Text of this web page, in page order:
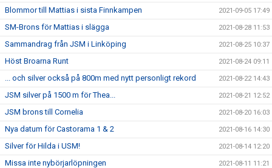
Blommor till Mattias i sista Finnkampen 2021-09-05 17:49
SM-Brons för Mattias i slägga 2021-08-28 11:53
Sammandrag från JSM i Linköping 2021-08-25 10:37
Höst Broarna Runt 2021-08-24 09:11
... och silver också på 800m med nytt personligt rekord 2021-08-22 14:43
JSM silver på 1500 m för Thea... 2021-08-21 12:52
JSM brons till Cornelia 2021-08-20 16:03
Nya datum för Castorama 1 & 2 2021-08-16 14:30
Silver för Hilda i USM! 2021-08-14 12:20
Missa inte nybörjarlöpningen 2021-08-11 11:21